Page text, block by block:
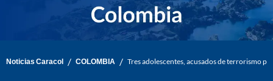
Noticias Caracol / COLOMBIA / Tres adolescentes, acusados de terrorismo